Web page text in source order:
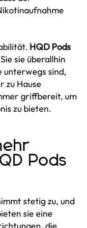
HQD Pods
sie überallhin
unterwegs sind,
zu Hause
griffbereit, um
zu bieten.
Pods
stetig zu, und
sie eine